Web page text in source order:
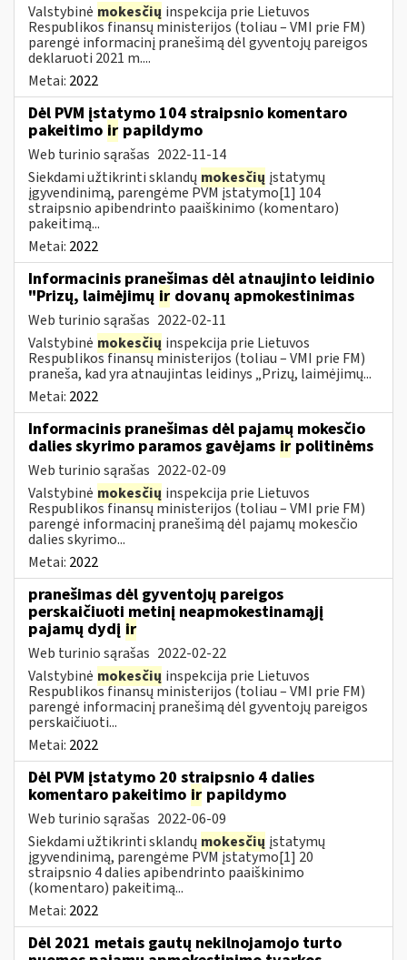
Valstybinė mokesčių inspekcija prie Lietuvos
Respublikos finansų ministerijos (toliau – VMI prie FM)
parengė informacinį pranešimą dėl gyventojų pareigos
deklaruoti 2021 m....
Metai: 2022
Dėl PVM įstatymo 104 straipsnio komentaro
pakeitimo ir papildymo
Web turinio sąrašas 2022-11-14
Siekdami užtikrinti sklandų mokesčių įstatymų
įgyvendinimą, parengėme PVM įstatymo[1] 104
straipsnio apibendrinto paaiškinimo (komentaro)
pakeitimą...
Metai: 2022
Informacinis pranešimas dėl atnaujinto leidinio
"Prizų, laimėjimų ir dovanų apmokestinimas
Web turinio sąrašas 2022-02-11
Valstybinė mokesčių inspekcija prie Lietuvos
Respublikos finansų ministerijos (toliau – VMI prie FM)
praneša, kad yra atnaujintas leidinys „Prizų, laimėjimų...
Metai: 2022
Informacinis pranešimas dėl pajamų mokesčio
dalies skyrimo paramos gavėjams ir politinėms
Web turinio sąrašas 2022-02-09
Valstybinė mokesčių inspekcija prie Lietuvos
Respublikos finansų ministerijos (toliau – VMI prie FM)
parengė informacinį pranešimą dėl pajamų mokesčio
dalies skyrimo...
Metai: 2022
pranešimas dėl gyventojų pareigos
perskaičiuoti metinį neapmokestinamąjį
pajamų dydį ir
Web turinio sąrašas 2022-02-22
Valstybinė mokesčių inspekcija prie Lietuvos
Respublikos finansų ministerijos (toliau – VMI prie FM)
parengė informacinį pranešimą dėl gyventojų pareigos
perskaičiuoti...
Metai: 2022
Dėl PVM įstatymo 20 straipsnio 4 dalies
komentaro pakeitimo ir papildymo
Web turinio sąrašas 2022-06-09
Siekdami užtikrinti sklandų mokesčių įstatymų
įgyvendinimą, parengėme PVM įstatymo[1] 20
straipsnio 4 dalies apibendrinto paaiškinimo
(komentaro) pakeitimą...
Metai: 2022
Dėl 2021 metais gautų nekilnojamojo turto